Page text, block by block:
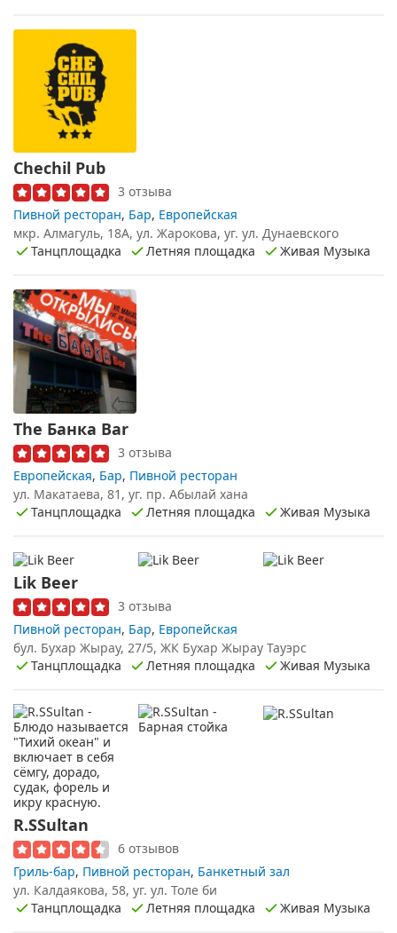
Chechil Pub
3 отзыва
Пивной ресторан, Бар, Европейская
мкр. Алмагуль, 18А, ул. Жарокова, уг. ул. Дунаевского
Танцплощадка
Летняя площадка Живая Музыка
The Банка Bar
3 отзыва
Европейская, Бар, Пивной ресторан
ул. Макатаева, 81, уг. пр. Абылай хана
Танцплощадка
Летняя площадка Живая Музыка
Lik Beer
3 отзыва
Пивной ресторан, Бар, Европейская
бул. Бухар Жырау, 27/5, ЖК Бухар Жырау Тауэрс
Танцплощадка
Летняя площадка Живая Музыка
R.SSultan
6 отзывов
Гриль-бар, Пивной ресторан, Банкетный зал
ул. Калдаякова, 58, уг. ул. Толе би
Танцплощадка
Летняя площадка Живая Музыка